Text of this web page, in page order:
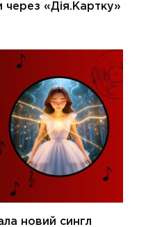
«Дія.Картку»
новий сингл